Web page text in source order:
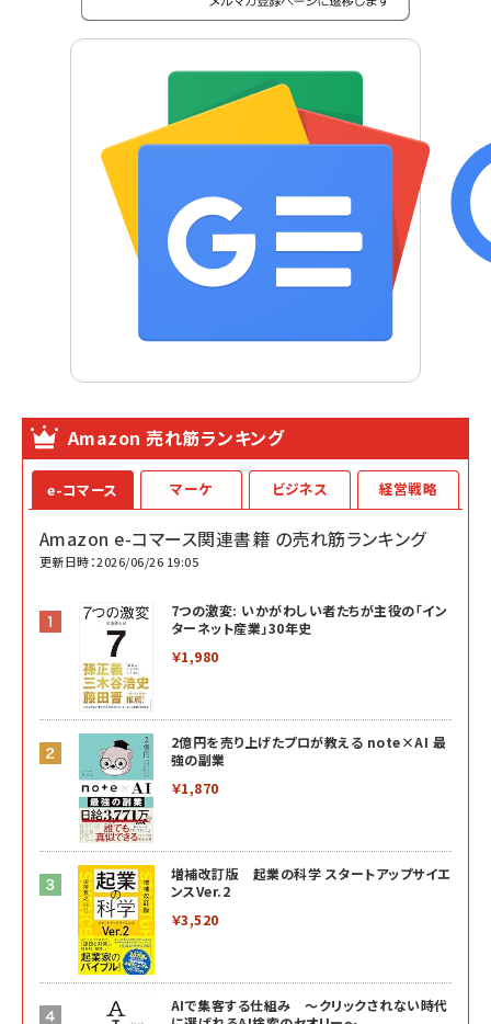
Amazon 売れ筋ランキング
e-コマース
Amazon e-コマース関連書籍 の売れ筋ランキング
更新日時：2026/06/26 19:05
7つの激変: いかがわしい者たちが主役の「イン
ターネット産業」30年史
￥1,980
2億円を売り上げたプロが教える note×AI 最
強の副業
￥1,870
増補改訂版 起業の科学 スタートアップサイエ
ンスVer.2
￥3,520
AIで集客する仕組み ～クリックされない時代
マーケ ビジネス 経営戦略